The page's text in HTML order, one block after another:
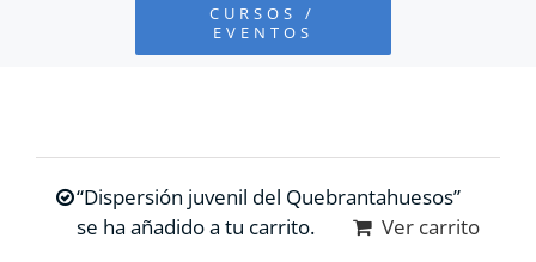
COLABORA
CURSOS /
EVENTOS
“Dispersión juvenil del Quebrantahuesos”
se ha añadido a tu carrito.
Ver carrito